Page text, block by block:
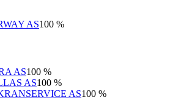
AS100 %
AS100 %
AS100 %
AS100 %